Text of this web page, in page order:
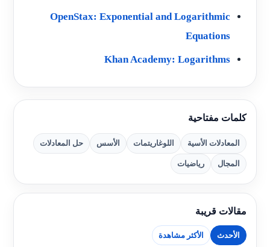
OpenStax: Exponential and Logarithmic
Equations
Khan Academy: Logarithms
كلمات مفتاحية
المعادلات الأسية اللوغاريتمات الأسس حل المعادلات
المجال رياضيات
مقالات قريبة
الأحدث الأكثر مشاهدة